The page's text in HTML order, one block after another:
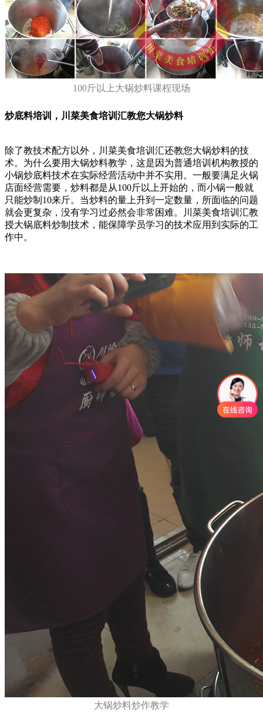
100斤以上大锅炒料课程现场
炒底料培训，川菜美食培训汇教您大锅炒料
除了教技术配方以外，川菜美食培训汇还教您大锅炒料的技
术。为什么要用大锅炒料教学，这是因为普通培训机构教授的
小锅炒底料技术在实际经营活动中并不实用。一般要满足火锅
店面经营需要，炒料都是从100斤以上开始的，而小锅一般就
只能炒制10来斤。当炒料的量上升到一定数量，所面临的问题
就会更复杂，没有学习过必然会非常困难。川菜美食培训汇教
授大锅底料炒制技术，能保障学员学习的技术应用到实际的工
作中。
大锅炒料炒作教学